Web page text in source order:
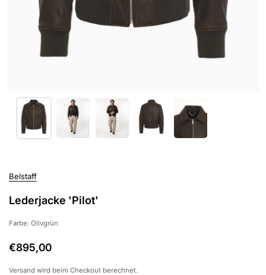
Belstaff
Lederjacke 'Pilot'
Farbe: Olivgrün
€895,00
Versand wird beim Checkout berechnet.